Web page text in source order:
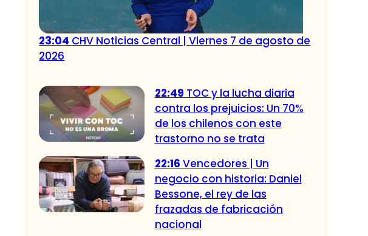
23:04 CHV Noticias Central | Viernes 7 de agosto de
2026
22:49 TOC y la lucha diaria
contra los prejuicios: Un 70%
de los chilenos con este
trastorno no se trata
22:16 Vencedores | Un
negocio con historia: Daniel
Bessone, el rey de las
frazadas de fabricación
nacional